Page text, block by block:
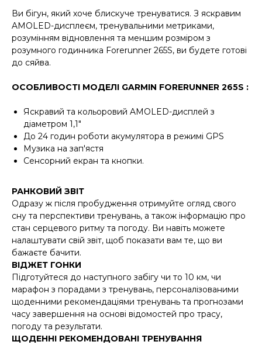
Ви бігун, який хоче блискуче тренуватися. З яскравим
AMOLED-дисплеєм, тренувальними метриками,
розумінням відновлення та меншим розміром з
розумного годинника Forerunner 265S, ви будете готові
до сяйва.
ОСОБЛИВОСТІ МОДЕЛІ GARMIN FORERUNNER 265S :
Яскравий та кольоровий AMOLED-дисплей з
діаметром 1,1″
До 24 годин роботи акумулятора в режимі GPS
Музика на зап'ястя
Сенсорний екран та кнопки.
РАНКОВИЙ ЗВІТ
Одразу ж після пробудження отримуйте огляд свого
сну та перспективи тренувань, а також інформацію про
стан серцевого ритму та погоду. Ви навіть можете
налаштувати свій звіт, щоб показати вам те, що ви
бажаєте бачити.
ВІДЖЕТ ГОНКИ
Підготуйтеся до наступного забігу чи то 10 км, чи
марафон з порадами з тренувань, персоналізованими
щоденними рекомендаціями тренувань та прогнозами
часу завершення на основі відомостей про трасу,
погоду та результати.
ЩОДЕННІ РЕКОМЕНДОВАНІ ТРЕНУВАННЯ